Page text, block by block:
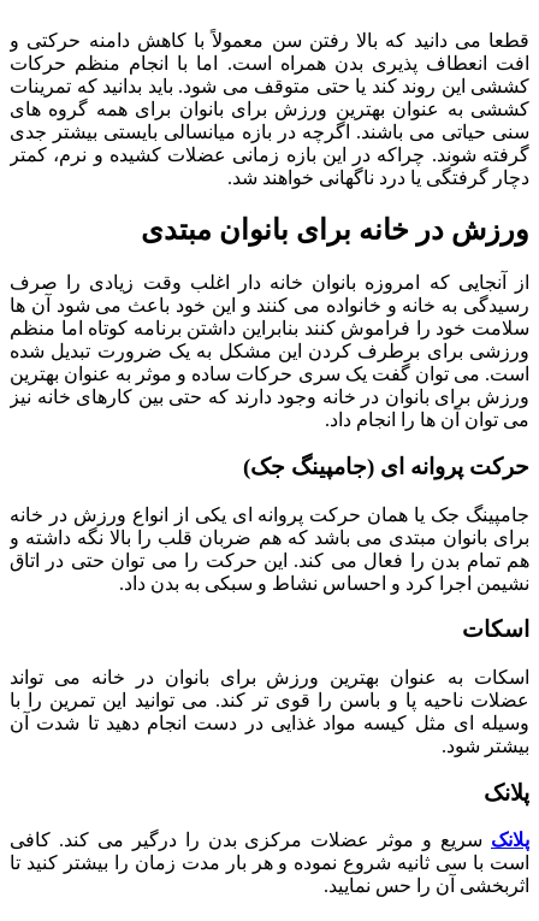
قطعا می دانید که بالا رفتن سن معمولاً با کاهش دامنه حرکتی و
افت انعطاف پذیری بدن همراه است. اما با انجام منظم حرکات
کششی این روند کند یا حتی متوقف می شود. باید بدانید که تمرینات
کششی به عنوان بهترین ورزش برای بانوان برای همه گروه های
سنی حیاتی می باشند. اگرچه در بازه میانسالی بایستی بیشتر جدی
گرفته شوند. چراکه در این بازه زمانی عضلات کشیده و نرم، کمتر
دچار گرفتگی یا درد ناگهانی خواهند شد.
ورزش در خانه برای بانوان مبتدی
از آنجایی که امروزه بانوان خانه دار اغلب وقت زیادی را صرف
رسیدگی به خانه و خانواده می کنند و این خود باعث می شود آن ها
سلامت خود را فراموش کنند بنابراین داشتن برنامه کوتاه اما منظم
ورزشی برای برطرف کردن این مشکل به یک ضرورت تبدیل شده
است. می توان گفت یک سری حرکات ساده و موثر به عنوان بهترین
ورزش برای بانوان در خانه وجود دارند که حتی بین کارهای خانه نیز
می توان آن ها را انجام داد.
حرکت پروانه ای (جامپینگ جک)
جامپینگ جک یا همان حرکت پروانه ای یکی از انواع ورزش در خانه
برای بانوان مبتدی می باشد که هم ضربان قلب را بالا نگه داشته و
هم تمام بدن را فعال می کند. این حرکت را می توان حتی در اتاق
نشیمن اجرا کرد و احساس نشاط و سبکی به بدن داد.
اسکات
اسکات به عنوان بهترین ورزش برای بانوان در خانه می تواند
عضلات ناحیه پا و باسن را قوی تر کند. می توانید این تمرین را با
وسیله ای مثل کیسه مواد غذایی در دست انجام دهید تا شدت آن
بیشتر شود.
پلانک
پلانک سریع و موثر عضلات مرکزی بدن را درگیر می کند. کافی
است با سی ثانیه شروع نموده و هر بار مدت زمان را بیشتر کنید تا
اثربخشی آن را حس نمایید.